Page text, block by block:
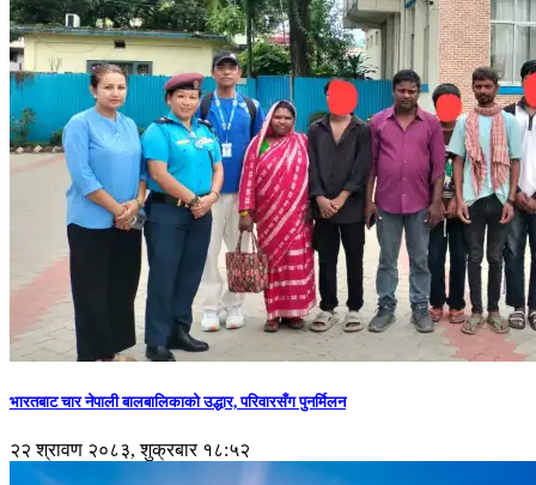
भारतबाट चार नेपाली बालबालिकाको उद्धार, परिवारसँग पुनर्मिलन
२२ श्रावण २०८३, शुक्रबार १८:५२